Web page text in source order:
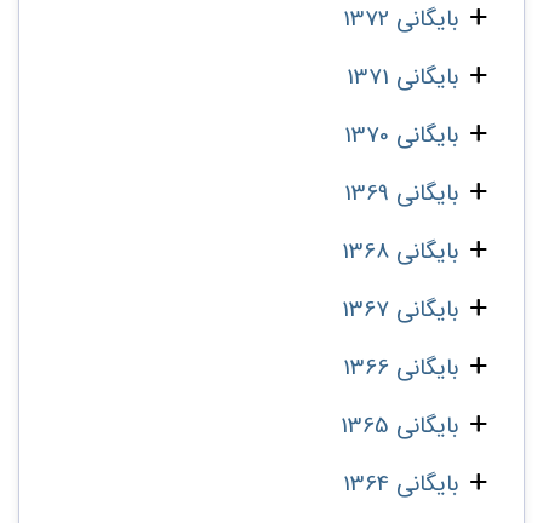
بایگانی 1372
بایگانی 1371
بایگانی 1370
بایگانی 1369
بایگانی 1368
بایگانی 1367
بایگانی 1366
بایگانی 1365
بایگانی 1364